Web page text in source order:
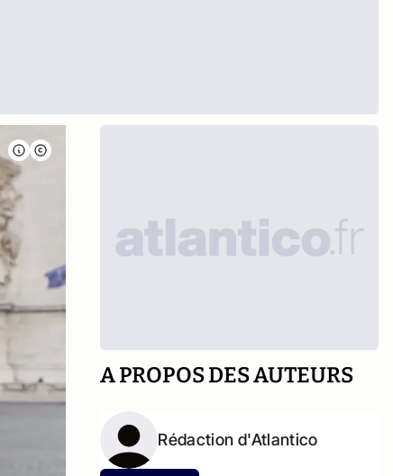
A PROPOS DES AUTEURS
Rédaction d'Atlantico